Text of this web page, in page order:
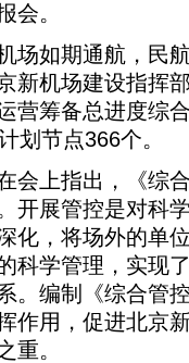
会。
如期通航，民
新机场建设指挥
营筹备总进度综
划节点366个。
上指出，《综
开展管控是对科
化，将场外的单
科学管理，实现
。编制《综合管
作用，促进北京
重。